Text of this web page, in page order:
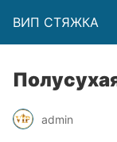
ВИП СТЯЖКА
admin